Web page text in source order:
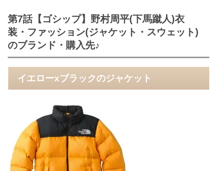
第7話【ゴシップ】野村周平(下馬蹴人)衣
装・ファッション(ジャケット・スウェット)
のブランド・購入先♪
イエローxブラックのジャケット